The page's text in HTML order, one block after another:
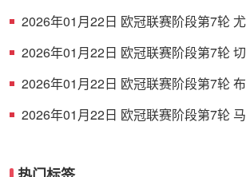
2026年01月22日 欧冠联赛阶段第7轮
2026年01月22日 欧冠联赛阶段第7轮
2026年01月22日 欧冠联赛阶段第7轮
2026年01月22日 欧冠联赛阶段第7轮